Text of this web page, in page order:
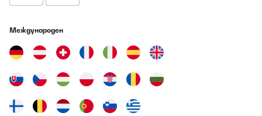
Feierabend Decke
Amazon-Benutzer
Превод
Международен